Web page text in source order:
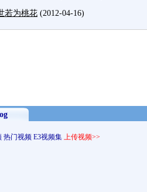
若为桃花 (2012-04-16)
热门视频 E3视频集 上传视频>>